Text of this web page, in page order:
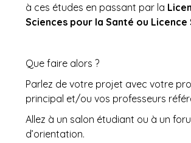
à ces études en passant par la
Sciences pour la Santé ou Licence
Que faire alors ?
Parlez de votre projet avec votre
principal et/ou vos professeurs
Allez à un salon étudiant ou à un
d’orientation.